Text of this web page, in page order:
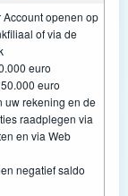
Account openen op
of via de
euro
euro
uw rekening en de
raadplegen via
en via Web
negatief saldo